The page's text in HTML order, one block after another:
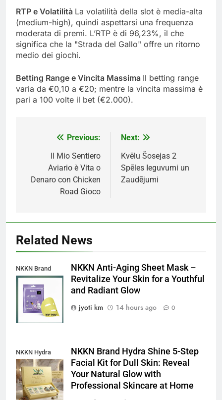
RTP e Volatilità La volatilità della slot è media-alta
(medium-high), quindi aspettarsi una frequenza
moderata di premi. L’RTP è di 96,23%, il che
significa che la "Strada del Gallo" offre un ritorno
medio dei giochi.
Betting Range e Vincita Massima Il betting range
varia da €0,10 a €20; mentre la vincita massima è
pari a 100 volte il bet (€2.000).
navigation
Previous:
Il Mio Sentiero
Aviario è Vita o
Denaro con Chicken
Road Gioco
Next:
Kvēlu Šosejas 2
Spēles Ieguvumi un
Zaudējumi
Related News
NKKN Brand
Anti-Aging Sheet
Mask
NKKN Anti-Aging Sheet Mask –
Revitalize Your Skin for a Youthful
and Radiant Glow
jyoti km
14 hours ago 0
NKKN Hydra
Shine Facial Kit
For Dull Skin
NKKN Brand Hydra Shine 5-Step
Facial Kit for Dull Skin: Reveal
Your Natural Glow with
Professional Skincare at Home